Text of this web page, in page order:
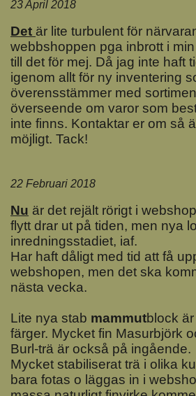
23 April 2018
Det är lite turbulent för
webbshoppen pga inbrott i
till det för mej. Då jag inte haft
igenom allt för ny inventering
överensstämmer med
överseende om varor som
inte finns. Kontaktar er om så
möjligt. Tack!
22 Februari 2018
Nu är det rejält rörigt i
flytt drar ut på tiden, men nya
inredningsstadiet, iaf.
Har haft dåligt med tid att få
webshopen, men det ska
nästa vecka.
Lite nya stab mammutblock
färger. Mycket fin Masurbjörk
Burl-trä är också på ingående.
Mycket stabiliserat trä i olika
bara fotas o läggas in i